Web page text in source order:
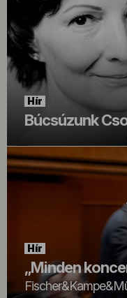
Hír
Búcsúzunk
Hír
„Minden